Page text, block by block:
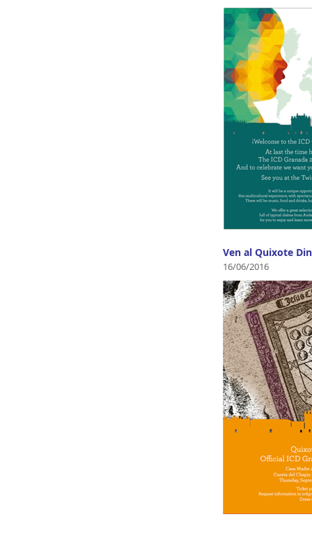
Ven al Quixote
16/06/2016